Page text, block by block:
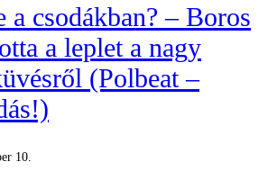
a csodákban? – Boros
a leplet a nagy
(Polbeat –
10.